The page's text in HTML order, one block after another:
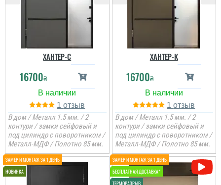
ХАНТЕР-С
16700₴
1
В дом / Металл 1.5 мм. / 2
контури / замки сейфовый и
под цилиндр с поворотником /
Металл-МДФ / Полотно 85 мм.
ХАНТЕР-К
16700₴
1
В дом / Металл 1.5 мм. / 2
контури / замки сейфовый и
под цилиндр с поворотником /
Металл-МДФ / Полотно 85 мм.